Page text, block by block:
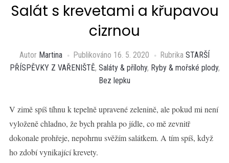
Salát s krevetami a křupavou
cizrnou
Autor Martina Publikováno 16. 5. 2020 Rubrika STARŠÍ
PŘÍSPĚVKY Z VAŘENIŠTĚ, Saláty & přílohy, Ryby & mořské plody,
Bez lepku
V zimě spíš tíhnu k tepelně upravené zelenině, ale pokud mi není
vyloženě chladno, že bych prahla po jídle, co mě zevnitř
dokonale prohřeje, nepohrnu svěžím salátkem. A tím spíš, když
ho zdobí vynikající krevety.